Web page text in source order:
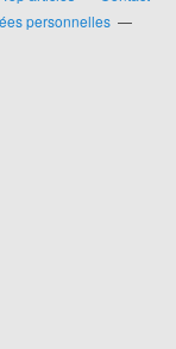
personnelles